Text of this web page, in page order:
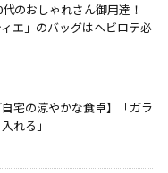
のおしゃれさん御用達！
エ」のバッグはヘビロテ必
宅の涼やかな食卓】「ガラ
れる」